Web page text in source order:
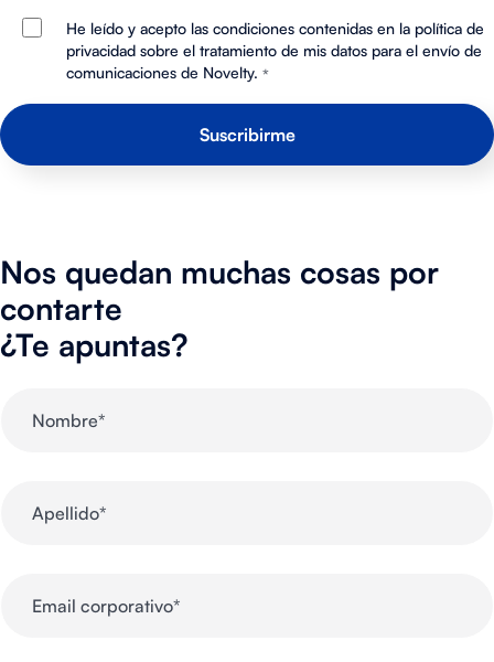
He leído y acepto las condiciones contenidas en la política de
privacidad sobre el tratamiento de mis datos para el envío de
comunicaciones de Novelty. *
Nos quedan muchas cosas por
contarte
¿Te apuntas?